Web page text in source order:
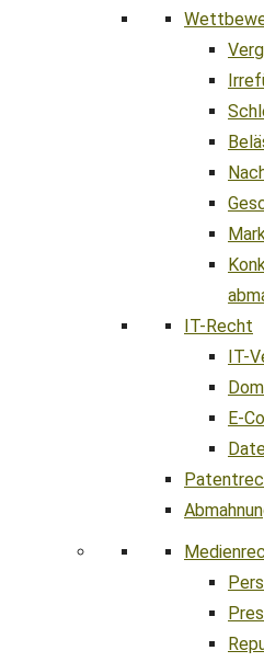
IT-Recht
IT-
E-